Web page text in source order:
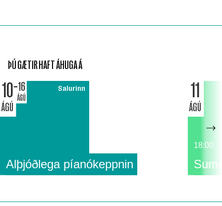
ÞÚ GÆTIR HAFT ÁHUGA Á
10
ÁGÚ
16
ÁGÚ
Salurinn
Alþjóðlega píanókeppnin
11
ÁGÚ
18:00